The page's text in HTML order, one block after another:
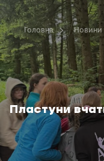
Пластуни
Головна Новини